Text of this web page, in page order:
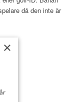
då den inte är
×